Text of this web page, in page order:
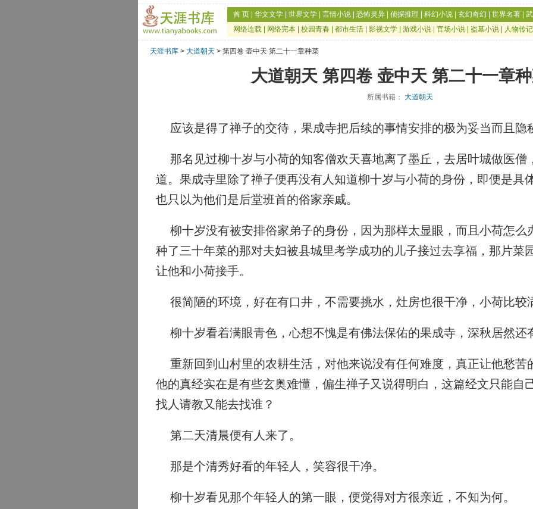
首 页 华文文学 世界文学 言情小说 恐怖灵异 侦探推理 科幻小说 玄幻奇幻 世界名著
网络连载
网络完本 校园青春 都市生活 影视文学 游戏小说 官场小说 盗墓小说 人物传记
天涯书库 > 大道朝天 > 第四卷 壶中天 第二十一章种菜
大道朝天 第四卷 壶中天 第二十一章
所属书籍： 大道朝天
应该是得了禅子的交待，果成寺把后续的事情安排的极为妥当而且隐
那名见过柳十岁与小荷的知客僧欢天喜地离了墨丘，去居叶城做医僧
道。果成寺里除了禅子便再没有人知道柳十岁与小荷的身份，即便是具
也只以为他们是后堂班首的俗家亲戚。
柳十岁没有被安排俗家弟子的身份，因为那样太显眼，而且小荷怎么
种了三十年菜的那对夫妇被县城里考学成功的儿子接过去享福，那片菜
让他和小荷接手。
很简陋的环境，好在有口井，不需要挑水，灶房也很干净，小荷比较
柳十岁看着满眼青色，心想不愧是有佛法保佑的果成寺，深秋居然还
重新回到山村里的农耕生活，对他来说没有任何难度，真正让他愁苦
他的真经实在是有些玄奥难懂，偏生禅子又说得明白，这篇经文只能自
找人请教又能去找谁？
第二天清晨便有人来了。
那是个清秀好看的年轻人，笑容很干净。
柳十岁看见那个年轻人的第一眼，便觉得对方很亲近，不知为何。